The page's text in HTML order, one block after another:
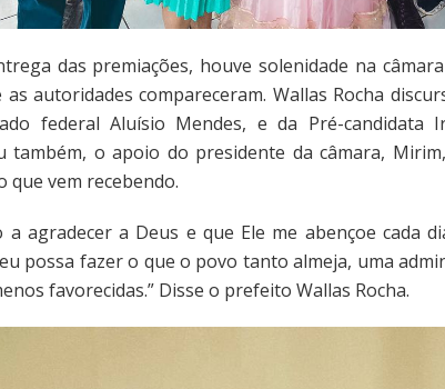
das premiações, houve solenidade na
autoridades compareceram. Wallas Rocha
federal Aluísio Mendes, e da Pré-candidata
também, o apoio do presidente da câmara,
que vem recebendo.
a agradecer a Deus e que Ele me abençoe cada
possa fazer o que o povo tanto almeja, uma
favorecidas.” Disse o prefeito Wallas Rocha.